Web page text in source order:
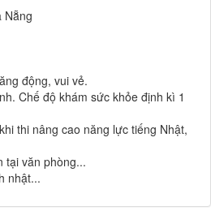
Nẵng
động, vui vẻ.
Chế độ khám sức khỏe định kì 1
thi nâng cao năng lực tiếng Nhật,
tại văn phòng...
nhật...